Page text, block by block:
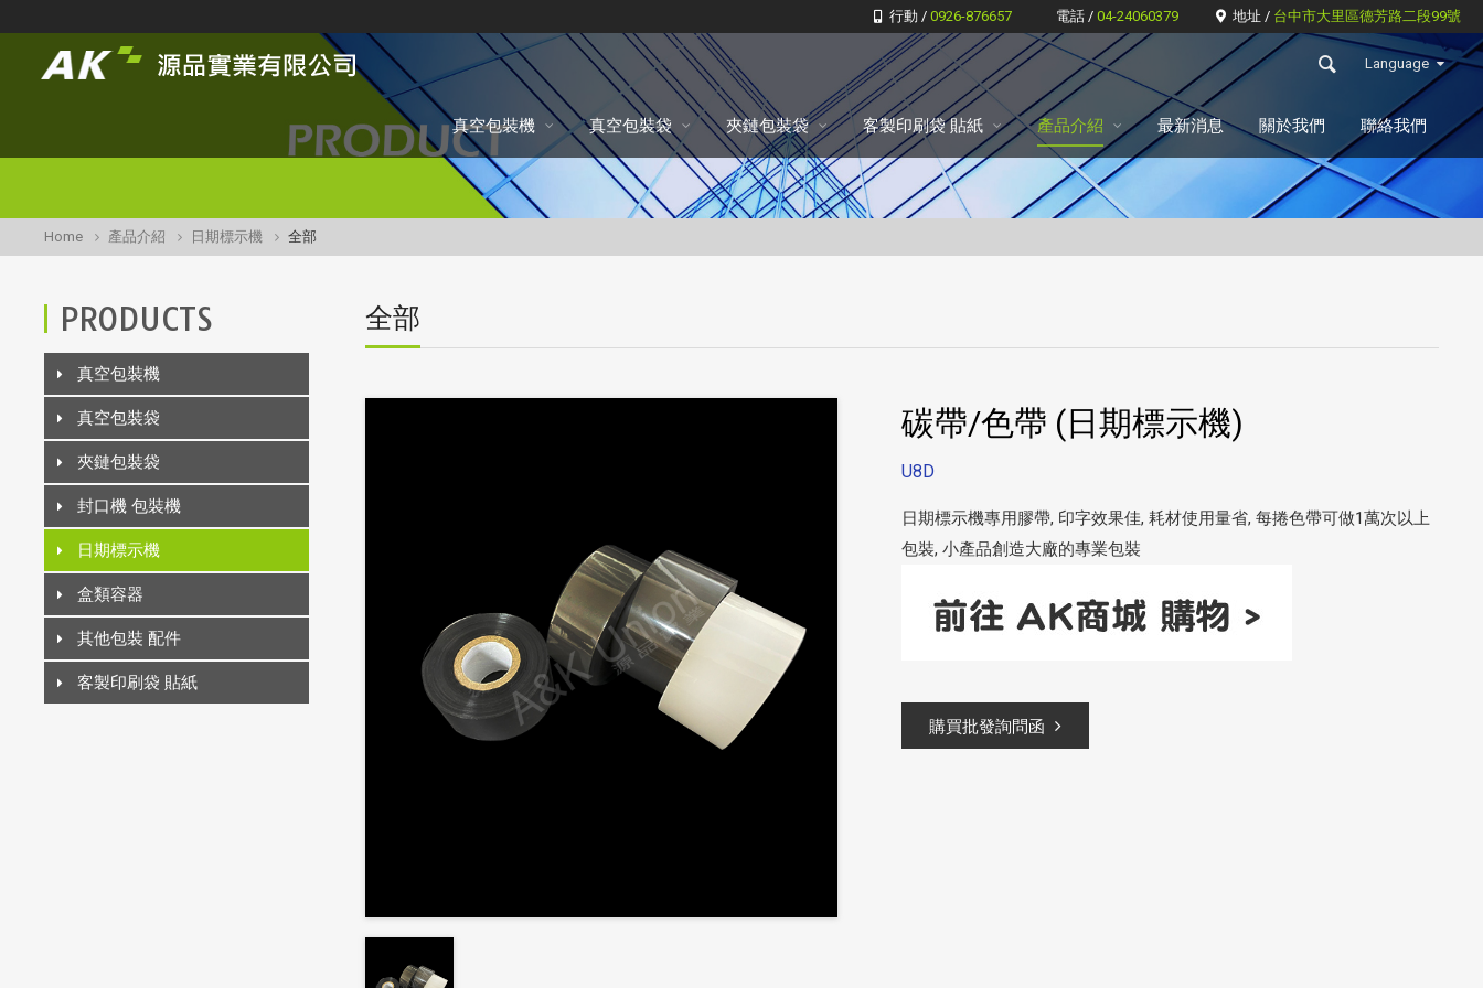
行動 / 0926-876657 電話 / 04-24060379 地址 / 台中市大里區德芳路二段99號
Language
真空包裝機 真空包裝袋 夾鏈包裝袋 客製印刷袋 貼紙 產品介紹 最新消息 關於我們 聯絡我們
Home 產品介紹 日期標示機 全部
PRODUCTS
真空包裝機
真空包裝袋
夾鏈包裝袋
封口機 包裝機
日期標示機
盒類容器
其他包裝 配件
客製印刷袋 貼紙
全部
碳帶/色帶 (日期標示機)
U8D
日期標示機專用膠帶, 印字效果佳, 耗材使用量省, 每捲色帶可做1萬次以上
包裝, 小產品創造大廠的專業包裝
購買批發詢問函